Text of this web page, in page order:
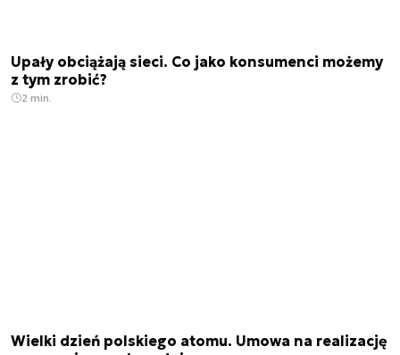
Upały obciążają sieci. Co jako konsumenci możemy
z tym zrobić?
2 min.
Wielki dzień polskiego atomu. Umowa na realizację